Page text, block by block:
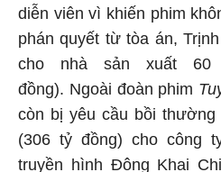
diễn viên vì khiến phim
phán quyết từ tòa án,
cho nhà sản xuất
đồng). Ngoài đoàn phim
còn bị yêu cầu bồi
(306 tỷ đồng) cho công
truyền hình Đông Khai